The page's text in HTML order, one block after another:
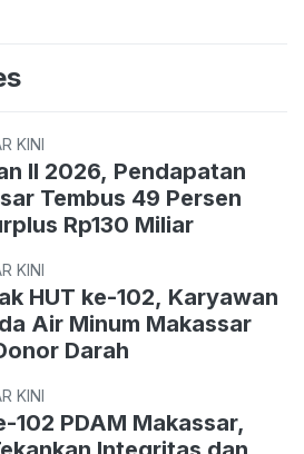
KINI
II 2026, Pendapatan
Tembus 49 Persen
Rp130 Miliar
KINI
HUT ke-102, Karyawan
Air Minum Makassar
Darah
KINI
102 PDAM Makassar,